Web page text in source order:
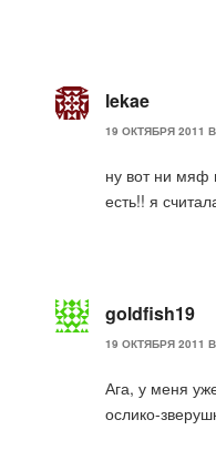
lekae
19 ОКТЯБРЯ 2011
ну вот ни мяф
есть!! я
goldfish19
19 ОКТЯБРЯ 2011
Ага, у меня
ослико-